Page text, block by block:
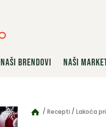
NAŠI BRENDOVI NAŠI
Recepti Lakoća